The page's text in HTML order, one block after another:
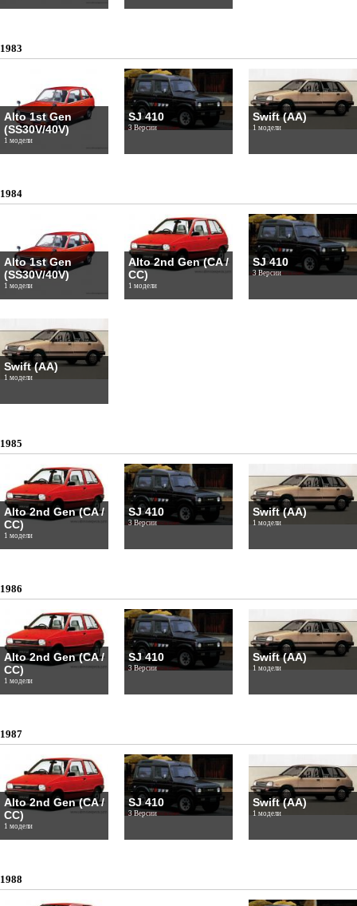
1983
Alto 1st Gen
(SS30V/40V)
1 модели
SJ 410
3 Версии
Swift (AA)
1 модели
1984
Alto 1st Gen
(SS30V/40V)
1 модели
Alto 2nd Gen (CA /
CC)
1 модели
SJ 410
3 Версии
Swift (AA)
1 модели
1985
Alto 2nd Gen (CA /
CC)
1 модели
SJ 410
3 Версии
Swift (AA)
1 модели
1986
Alto 2nd Gen (CA /
CC)
1 модели
SJ 410
3 Версии
Swift (AA)
1 модели
1987
Alto 2nd Gen (CA /
CC)
1 модели
SJ 410
3 Версии
Swift (AA)
1 модели
1988